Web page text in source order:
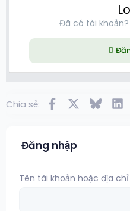
Đã có tài
Chia sẻ: FacebookBluesky
Đăng nhập
Tên tài khoản hoặc địa chỉ